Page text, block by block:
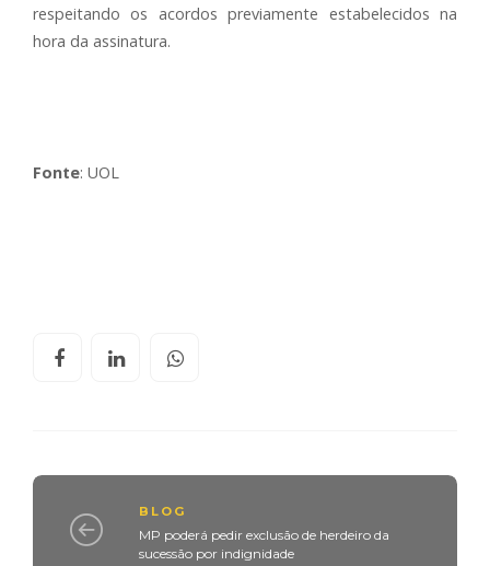
respeitando os acordos previamente estabelecidos na
hora da assinatura.
Fonte: UOL
BLOG
MP poderá pedir exclusão de herdeiro da
sucessão por indignidade